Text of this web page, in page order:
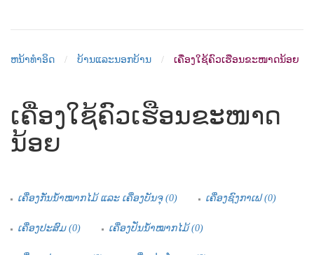
ຫນ້າທຳອິດ ບ້ານແລະນອກບ້ານ ເຄື່ອງໃຊ້ຄົວເຮືອນຂະໜາດນ້ອຍ
ເຄື່ອງໃຊ້ຄົວເຮືອນຂະໜາດ
ນ້ອຍ
ເຄື່ອງກັ່ນນໍ້າໝາກໄມ້ ແລະ ເຄື່ອງບັນຈຸ (0) ເຄື່ອງຊົງກາເຟ (0)
ເຄື່ອງປະສົມ (0) ເຄື່ອງປັ່ນນໍ້າໝາກໄມ້ (0)